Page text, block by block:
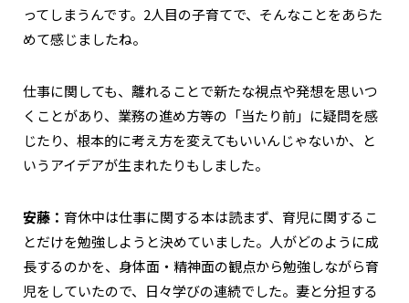
ってしまうんです。2人目の子育てで、そんなことをあらた
めて感じましたね。
仕事に関しても、離れることで新たな視点や発想を思いつ
くことがあり、業務の進め方等の「当たり前」に疑問を感
じたり、根本的に考え方を変えてもいいんじゃないか、と
いうアイデアが生まれたりもしました。
安藤： 育休中は仕事に関する本は読まず、育児に関するこ
とだけを勉強しようと決めていました。人がどのように成
長するのかを、身体面・精神面の観点から勉強しながら育
児をしていたので、日々学びの連続でした。妻と分担する